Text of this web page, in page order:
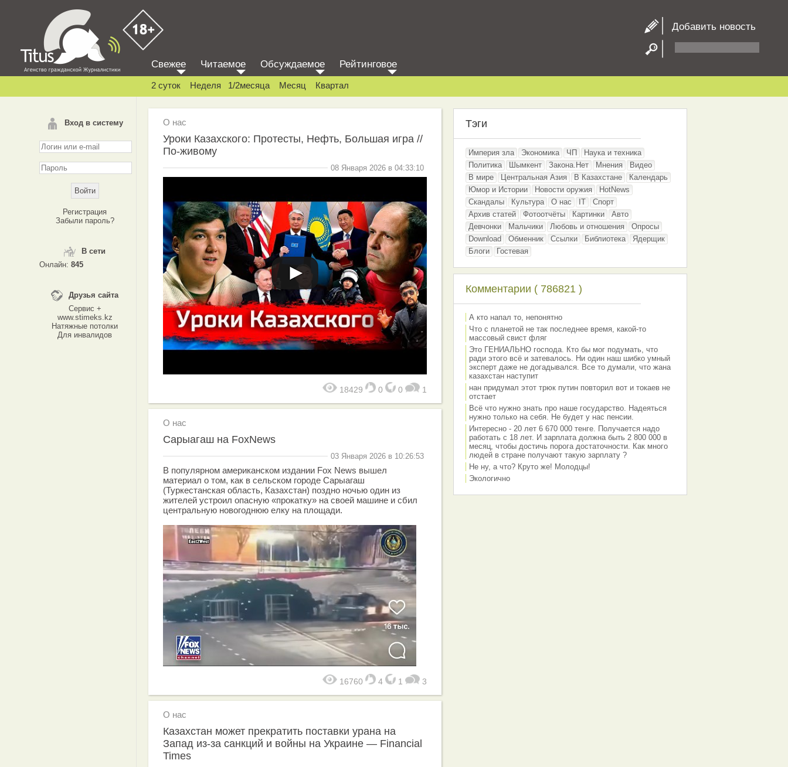
Добавить новость
Вход в систему
Регистрация
Забыли пароль?
В сети
Онлайн: 845
Друзья сайта
Сервис +
www.stimeks.kz
Натяжные потолки
Для инвалидов
Свежее Читаемое Обсуждаемое Рейтинговое
2 суток Неделя 1/2месяца Месяц Квартал
О нас
Уроки Казахского: Протесты, Нефть, Большая игра //
По-живому
08 Января 2026 в 04:33:10
18429 0 0 1
О нас
Сарыагаш на FoxNews
03 Января 2026 в 10:26:53
В популярном американском издании Fox News вышел
материал о том, как в сельском городе Сарыагаш
(Туркестанская область, Казахстан) поздно ночью один из
жителей устроил опасную «прокатку» на своей машине и сбил
центральную новогоднюю елку на площади.
16760 4 1 3
О нас
Казахстан может прекратить поставки урана на
Запад из-за санкций и войны на Украине — Financial
Times
Тэги
Империя зла Экономика ЧП
Наука и техника
Политика
Шымкент Закона.Нет Мнения
Видео
В мире
Центральная Азия В Казахстане
Календарь
Юмор и Истории
Новости оружия
HotNews
Скандалы
Культура О нас IT
Спорт
Архив статей
Фотоотчёты Картинки
Авто
Девчонки
Мальчики Любовь и отношения
Опросы
Download
Обменник Ссылки Библиотека
Ядерщик
Блоги
Гостевая
Комментарии ( 786821 )
А кто напал то, непонятно
Что с планетой не так последнее время, какой-то
массовый свист фляг
Это ГЕНИАЛЬНО господа. Кто бы мог подумать, что
ради этого всё и затевалось. Ни один наш шибко умный
эксперт даже не догадывался. Все то думали, что жана
казахстан наступит
нан придумал этот трюк путин повторил вот и токаев не
отстает
Всё что нужно знать про наше государство. Надеяться
нужно только на себя. Не будет у нас пенсии.
Интересно - 20 лет 6 670 000 тенге. Получается надо
работать с 18 лет. И зарплата должна быть 2 800 000 в
месяц, чтобы достичь порога достаточности. Как много
людей в стране получают такую зарплату ?
Не ну, а что? Круто же! Молодцы!
Экологично